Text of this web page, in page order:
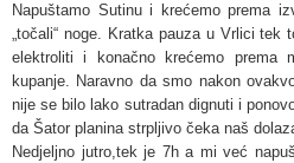
Napuštamo Sutinu i krećemo prema
„točali“ noge. Kratka pauza u Vrlici tek
elektroliti i konačno krećemo prema
kupanje. Naravno da smo nakon
nije se bilo lako sutradan dignuti i
da Šator planina strpljivo čeka naš
Nedjeljno jutro,tek je 7h a mi već